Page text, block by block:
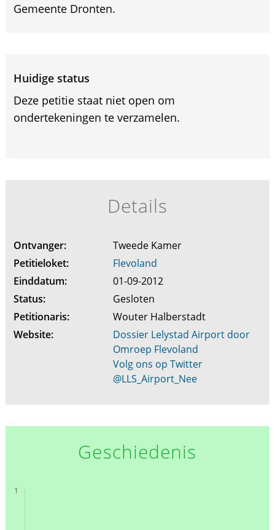
Gemeente Dronten.
Huidige status
Deze petitie staat niet open om
ondertekeningen te verzamelen.
Details
Ontvanger:
Tweede Kamer
Petitieloket:
Flevoland
Einddatum:
01-09-2012
Status:
Gesloten
Petitionaris:
Wouter Halberstadt
Website:
Dossier Lelystad Airport door
Omroep Flevoland
Volg ons op Twitter
@LLS_Airport_Nee
Geschiedenis